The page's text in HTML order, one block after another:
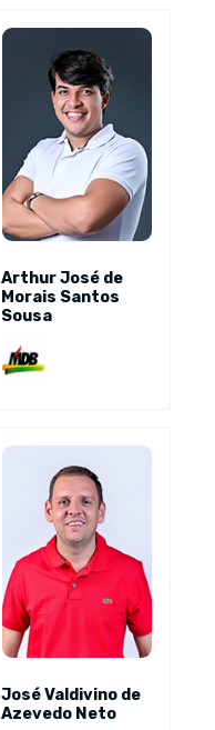
Arthur José de
Morais Santos
Sousa
José Valdivino de
Azevedo Neto